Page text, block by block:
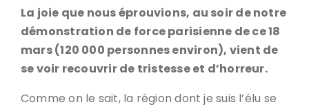
La joie que nous éprouvions, au soir de notre
démonstration de force parisienne de ce 18
mars (120 000 personnes environ), vient de
se voir recouvrir de tristesse et d’horreur.
Comme on le sait, la région dont je suis l’élu se